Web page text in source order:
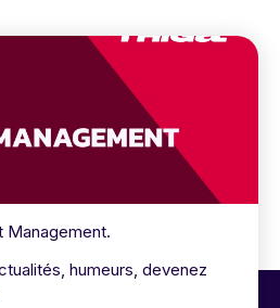
Management.
humeurs, devenez